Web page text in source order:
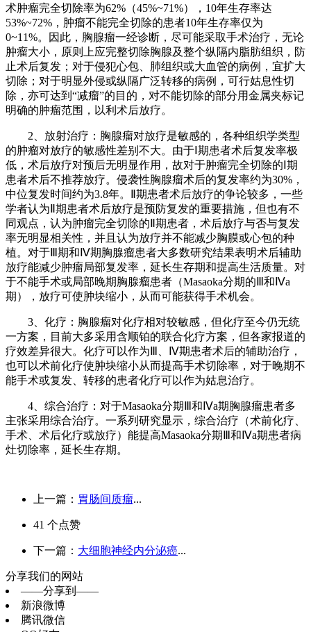
术肿瘤完全切除率为62%（45%~71%），10年生存率达
53%~72%，肿瘤不能完全切除的患者10年生存率仅为
0~11%。因此，胸腺瘤一经诊断，尽可能采取手术治疗，无论
肿瘤大小，原则上应完整切除胸腺及整个纵隔内脂肪组织，防
止术后复发；对于侵犯心包、肺组织或大血管的病例，宜扩大
切除；对于明显外侵或纵隔广泛转移的病例，可行姑息性切
除，亦可达到“减瘤”的目的，对不能切除的部分用金属夹标记
明确的肿瘤范围，以利术后放疗。
2、放射治疗：胸腺瘤对放疗是敏感的，各种组织学类型
的肿瘤对放疗的敏感性差别不大。由于Ⅰ期患者术后复发率极
低，术后放疗对预后无明显作用，故对于肿瘤完全切除的Ⅰ期
患者术后不推荐放疗。侵袭性胸腺瘤术后的复发率约为30%，
中位复发时间约为3.8年。Ⅱ期患者术后放疗的争论较多，一些
学者认为Ⅱ期患者术后放疗是预防复发的重要措施，但也有不
同观点，认为肿瘤完全切除的Ⅱ期患者，术后放疗与否与复发
率无明显相关性，并且认为放疗并不能减少胸膜或心包的种
植。对于Ⅲ期和Ⅳ期胸腺瘤患者大多数研究结果表明术后辅助
放疗能减少肿瘤局部复发率，延长生存期和提高生活质量。对
于不能手术或局部晚期胸腺瘤患者（Masaoka分期的Ⅲ和Ⅳa
期），放疗可使肿块缩小，从而可能获得手术机会。
3、化疗：胸腺瘤对化疗相对较敏感，但化疗至今仍无统
一方案，目前大多采用含顺铂的联合化疗方案，但各家报道的
疗效差异很大。化疗可以作为Ⅲ、Ⅳ期患者术后的辅助治疗，
也可以术前化疗使肿块缩小从而提高手术切除率，对于晚期不
能手术或复发、转移的患者化疗可以作为姑息治疗。
4、综合治疗：对于Masaoka分期Ⅲ和Ⅳa期胸腺瘤患者多
主张采用综合治疗。一系列研究显示，综合治疗（术前化疗、
手术、术后化疗或放疗）能提高Masaoka分期Ⅲ和Ⅳa期患者病
灶切除率，延长生存期。
上一篇： 胃肠间质瘤...
41 个点赞
下一篇： 大细胞神经内分泌癌...
分享我们的网站
——分享到——
新浪微博
腾讯微信